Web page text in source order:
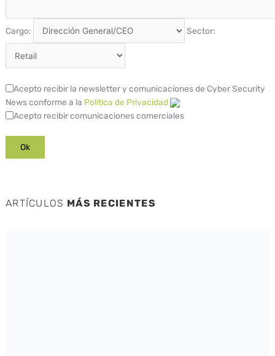
Cargo: Sector:
Acepto recibir la newsletter y comunicaciones de Cyber Security
News conforme a la Política de Privacidad
Acepto recibir comunicaciones comerciales
ARTÍCULOS MÁS RECIENTES